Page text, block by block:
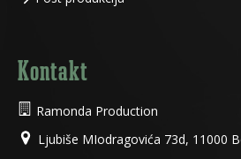
Kontakt
Ramonda Production
Ljubiše MIodragovića 73d, 11000